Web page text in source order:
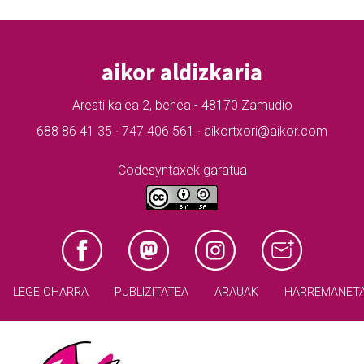
aikor aldizkaria
Aresti kalea 2, behea - 48170 Zamudio
688 86 41 35 · 747 406 561 · aikortxori@aikor.com
Codesyntaxek garatua
LEGE OHARRA PUBLIZITATEA ARAUAK